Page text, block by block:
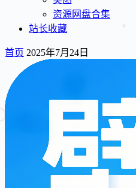
资源网盘合集
站长收藏
首页 2025年7月24日